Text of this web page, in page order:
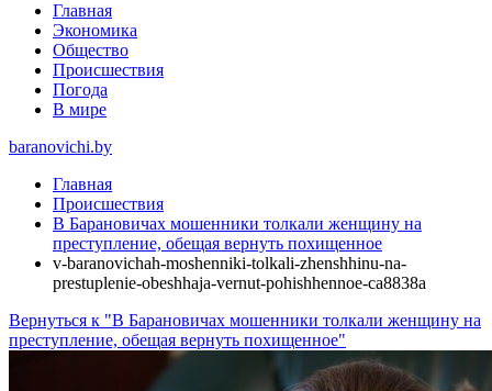
Главная
Экономика
Общество
Происшествия
Погода
В мире
baranovichi.by
Главная
Происшествия
В Барановичах мошенники толкали женщину на
преступление, обещая вернуть похищенное
v-baranovichah-moshenniki-tolkali-zhenshhinu-na-
prestuplenie-obeshhaja-vernut-pohishhennoe-ca8838a
Вернуться к "В Барановичах мошенники толкали женщину на
преступление, обещая вернуть похищенное"